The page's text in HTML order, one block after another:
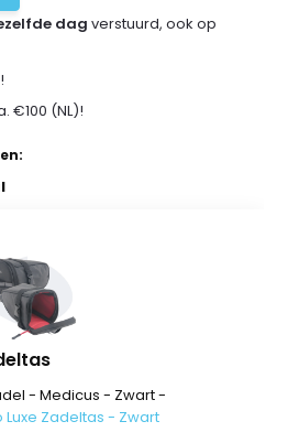
dag verstuurd, ook op
€100 (NL)!
- Medicus - Zwart -
Luxe Zadeltas - Zwart